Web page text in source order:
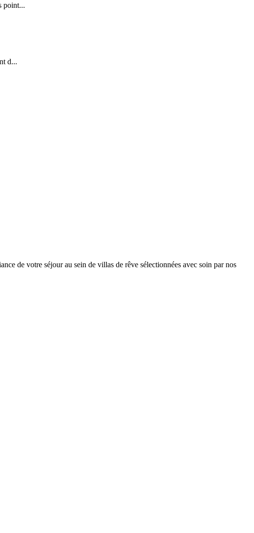
point...
d...
de votre séjour au sein de villas de rêve sélectionnées avec soin par nos